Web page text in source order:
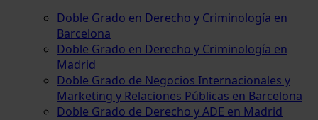
Doble Grado en Derecho y Criminología en
Barcelona
Doble Grado en Derecho y Criminología en
Madrid
Doble Grado de Negocios Internacionales y
Marketing y Relaciones Públicas en Barcelona
Doble Grado de Derecho y ADE en Madrid